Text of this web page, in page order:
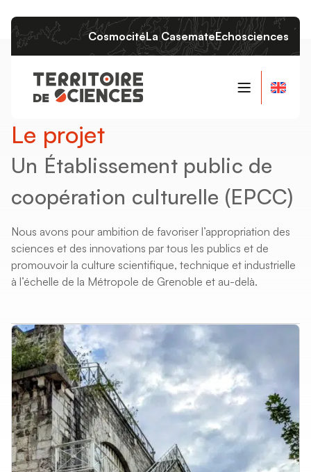
CosmocitéLa CasemateEchosciences
L’équipe
Enseignants
Structure jeunesse
Entreprises
Presse
Acteur CSTI
Le projet
Un Établissement public de
coopération culturelle (EPCC)
Nous avons pour ambition de favoriser l’appropriation des
sciences et des innovations par tous les publics et de
promouvoir la culture scientifique, technique et industrielle
à l’échelle de la Métropole de Grenoble et au-delà.